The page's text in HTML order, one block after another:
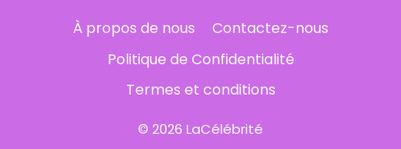
À propos de nous
Contactez-nous
Politique de Confidentialité
Termes et conditions
© 2026 LaCélébrité